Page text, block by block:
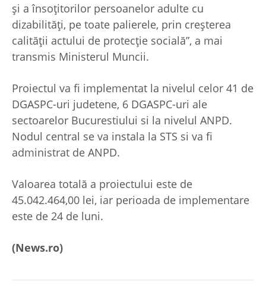
şi a însoţitorilor persoanelor adulte cu
dizabilităţi, pe toate palierele, prin creşterea
calităţii actului de protecţie socială”, a mai
transmis Ministerul Muncii.
Proiectul va fi implementat la nivelul celor 41 de
DGASPC-uri judetene, 6 DGASPC-uri ale
sectoarelor Bucurestiului si la nivelul ANPD.
Nodul central se va instala la STS si va fi
administrat de ANPD.
Valoarea totală a proiectului este de
45.042.464,00 lei, iar perioada de implementare
este de 24 de luni.
(News.ro)